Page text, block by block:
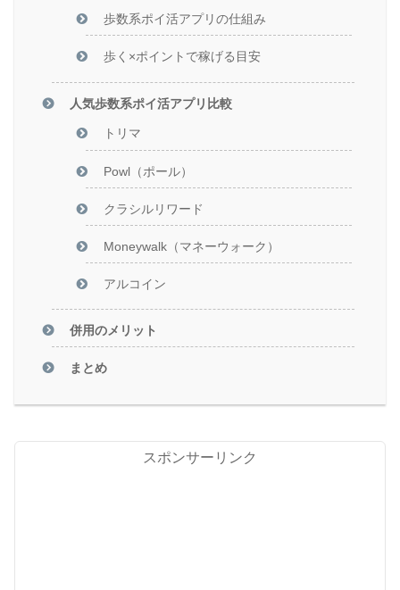
歩数系ポイ活アプリの仕組み
歩く×ポイントで稼げる目安
人気歩数系ポイ活アプリ比較
トリマ
Powl（ポール）
クラシルリワード
Moneywalk（マネーウォーク）
アルコイン
併用のメリット
まとめ
スポンサーリンク